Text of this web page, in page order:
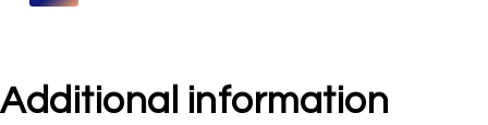
Additional information